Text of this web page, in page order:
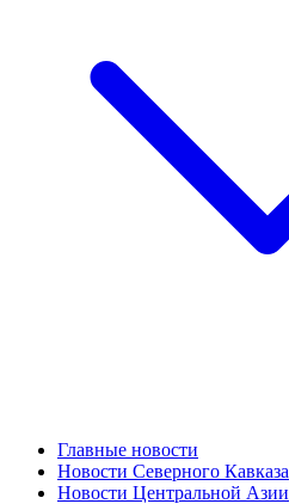
Главные новости
Новости Северного Кавказа
Новости Центральной Азии